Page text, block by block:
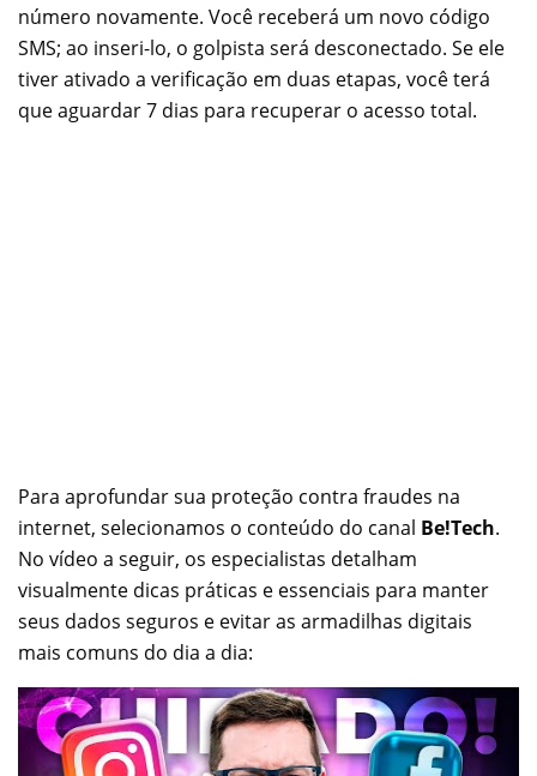
número novamente. Você receberá um novo código
SMS; ao inseri-lo, o golpista será desconectado. Se ele
tiver ativado a verificação em duas etapas, você terá
que aguardar 7 dias para recuperar o acesso total.
Para aprofundar sua proteção contra fraudes na
internet, selecionamos o conteúdo do canal Be!Tech.
No vídeo a seguir, os especialistas detalham
visualmente dicas práticas e essenciais para manter
seus dados seguros e evitar as armadilhas digitais
mais comuns do dia a dia: